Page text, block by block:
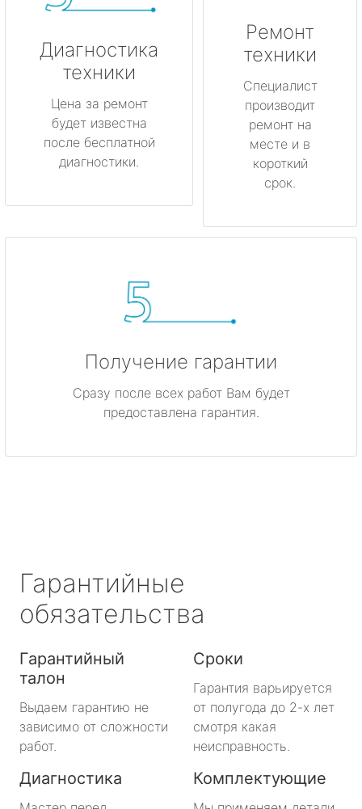
Диагностика
техники
Цена за ремонт
будет известна
после бесплатной
диагностики.
Ремонт
техники
Специалист
производит
ремонт на
месте и в
короткий
срок.
Получение гарантии
Сразу после всех работ Вам будет
предоставлена гарантия.
Гарантийные
обязательства
Гарантийный
талон
Выдаем гарантию не
зависимо от сложности
работ.
Сроки
Гарантия варьируется
от полугода до 2-х лет
смотря какая
неисправность.
Диагностика Комплектующие